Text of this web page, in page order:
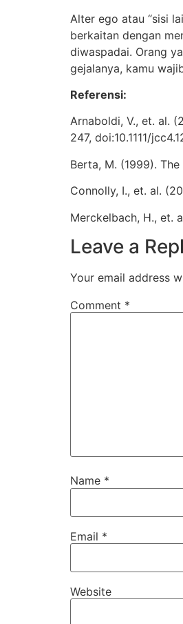
Alter ego atau “sisi
berkaitan dengan
diwaspadai. Orang
gejalanya, kamu
Referensi:
Arnaboldi, V., et. al.
247, doi:10.1111/
Berta, M. (1999).
Connolly, I., et. al.
Merckelbach, H., et.
Leave a
Your email address
Comment *
Name *
Email *
Website